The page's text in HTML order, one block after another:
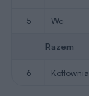
5 wc
Razem
6 kotłownia